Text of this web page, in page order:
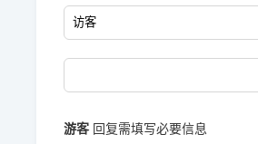
游客 回复需填写必要信息